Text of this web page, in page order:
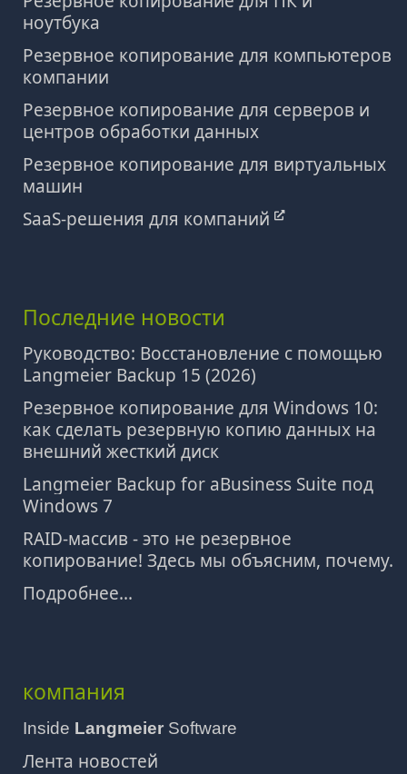
ноутбука
Резервное копирование для компьютеров
компании
Резервное копирование для серверов и
центров обработки данных
Резервное копирование для виртуальных
машин
SaaS-решения для компаний
Последние новости
Руководство: Восстановление с помощью
Langmeier Backup 15 (2026)
Резервное копирование для Windows 10:
как сделать резервную копию данных на
внешний жесткий диск
Langmeier Backup for aBusiness Suite под
Windows 7
RAID-массив - это не резервное
копирование! Здесь мы объясним, почему.
Подробнее...
компания
Inside Langmeier Software
Лента новостей